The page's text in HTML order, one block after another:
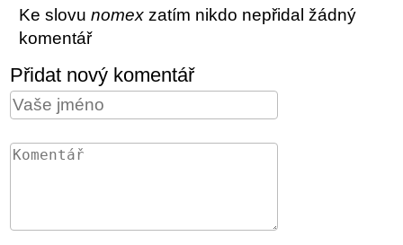
Ke slovunomex zatím nikdo nepřidal žádný
komentář
Přidat nový komentář